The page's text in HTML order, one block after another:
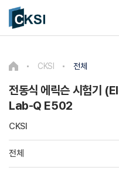
CKSI 전체
전동식 에릭슨 시험
Lab-Q E502
CKSI
전체